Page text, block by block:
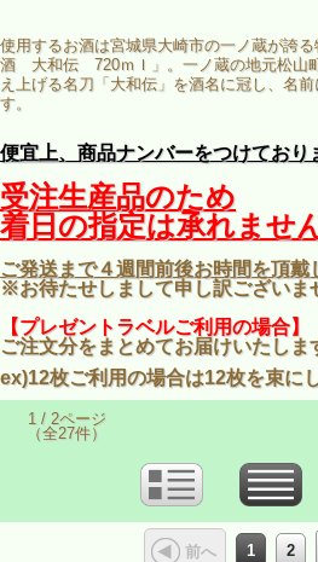
使用するお酒は宮城県大崎市の一ノ蔵が誇
酒 大和伝 720ｍｌ」。一ノ蔵の地元松山
え上げる名刀「大和伝」を酒名に冠し、名
す。
便宜上、商品ナンバーをつけており
受注生産品のため
着日の指定は承れません
ご発送まで４週間前後お時間を頂戴
※お待たせしまして申し訳ございま
【プレゼントラベルご利用の場合】
ご注文分をまとめてお届けいたしま
ex)12枚ご利用の場合は12枚を束に
1 / 2ページ
（全27件）
前へ 1 2